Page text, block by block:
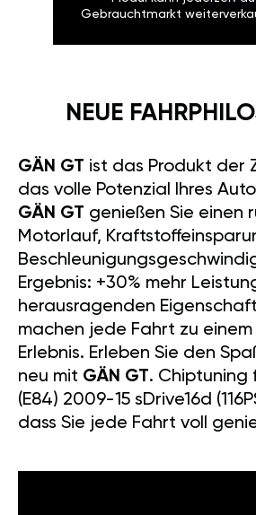
Gebrauchtmarkt
NEUE
GÄN GT ist das Produkt der
das volle Potenzial Ihres
GÄN GT genießen Sie einen
Motorlauf,
Ergebnis: +30% mehr
herausragenden
machen jede Fahrt zu
Erlebnis. Erleben Sie den
neu mit GÄN GT. Chiptuning
(E84) 2009-15 sDrive16d
dass Sie jede Fahrt voll